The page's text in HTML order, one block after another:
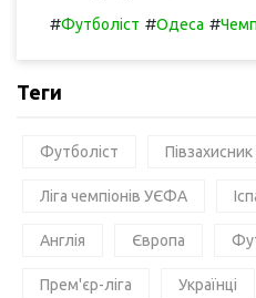
#Футболіст #Одеса #
Теги
Футболіст Півзахисник
Ліга чемпіонів УЄФА
Англія Європа
Прем'єр-ліга Українці